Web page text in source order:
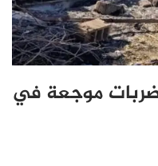
ضربات موجعة في